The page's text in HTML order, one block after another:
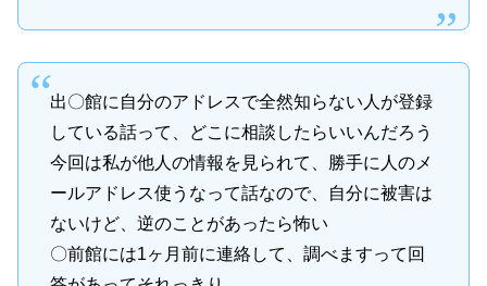
出〇館に自分のアドレスで全然知らない人が登録
している話って、どこに相談したらいいんだろう
今回は私が他人の情報を見られて、勝手に人のメ
ールアドレス使うなって話なので、自分に被害は
ないけど、逆のことがあったら怖い
〇前館には1ヶ月前に連絡して、調べますって回